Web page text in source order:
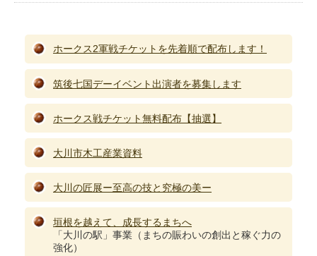
ホークス2軍戦チケットを先着順で配布します！
筑後七国デーイベント出演者を募集します
ホークス戦チケット無料配布【抽選】
大川市木工産業資料
大川の匠展ー至高の技と究極の美ー
垣根を越えて、成長するまちへ
「大川の駅」事業（まちの賑わいの創出と稼ぐ力の
強化）